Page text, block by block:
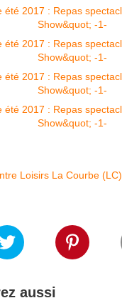
Loisirs La Courbe (LC)
aussi